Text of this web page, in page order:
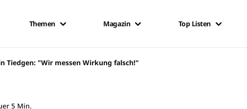
Themen Magazin Top Listen
Tiedgen: "Wir messen Wirkung falsch!"
5 Min.